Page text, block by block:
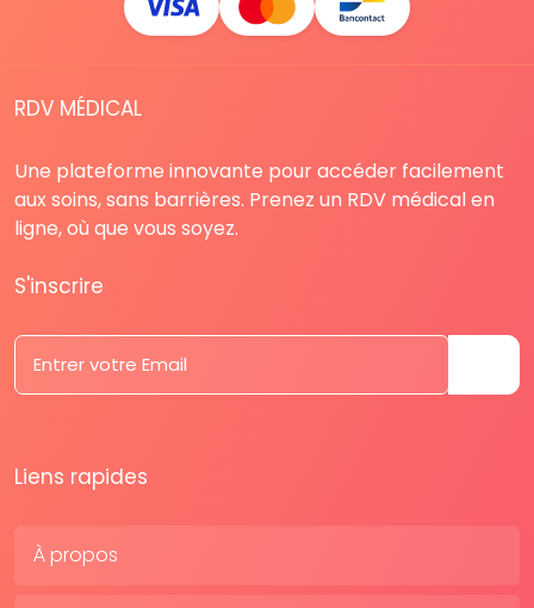
RDV MÉDICAL
Une plateforme innovante pour accéder facilement
aux soins, sans barrières. Prenez un RDV médical en
ligne, où que vous soyez.
S'inscrire
Liens rapides
À propos